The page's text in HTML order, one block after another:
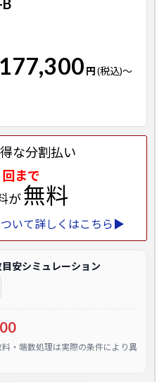
177,300 円(税込)～
な分割払い
回まで
が無料
いて詳しくはこちら▶
安シミュレーション
・端数処理は実際の条件により異